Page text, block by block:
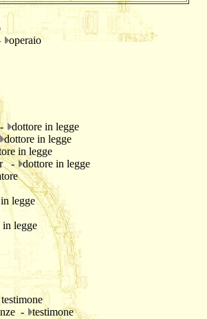
operaio
dottore in legge
dottore in legge
in legge
- dottore in legge
legge
in legge
- testimone